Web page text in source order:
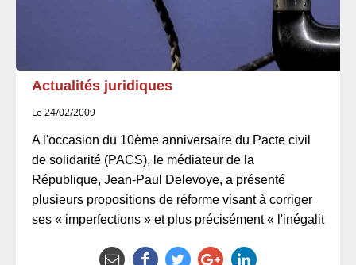
Actualités juridiques
Le 24/02/2009
A l'occasion du 10ème anniversaire du Pacte civil
de solidarité (PACS), le médiateur de la
République, Jean-Paul Delevoye, a présenté
plusieurs propositions de réforme visant à corriger
ses « imperfections » et plus précisément « l'inégalit